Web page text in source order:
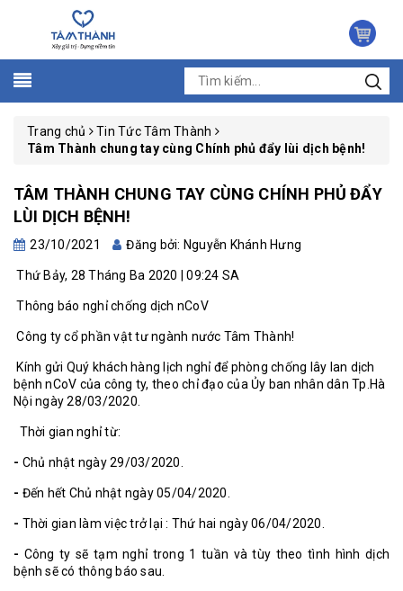
Trang chủ
Tin Tức Tâm Thành
Tâm Thành chung tay cùng Chính phủ đẩy lùi dịch bệnh!
TÂM THÀNH CHUNG TAY CÙNG CHÍNH PHỦ ĐẨY
LÙI DỊCH BỆNH!
23/10/2021 Đăng bởi: Nguyễn Khánh Hưng
Thứ Bảy, 28 Tháng Ba 2020 | 09:24 SA
Thông báo nghỉ chống dịch nCoV
Công ty cổ phần vật tư ngành nước Tâm Thành!
Kính gửi Quý khách hàng lịch nghỉ để phòng chống lây lan dịch
bệnh nCoV của công ty, theo chỉ đạo của Ủy ban nhân dân Tp.Hà
Nội ngày 28/03/2020.
Thời gian nghỉ từ:
- Chủ nhật ngày 29/03/2020.
- Đến hết Chủ nhật ngày 05/04/2020.
- Thời gian làm việc trở lại : Thứ hai ngày 06/04/2020.
- Công ty sẽ tạm nghỉ trong 1 tuần và tùy theo tình hình dịch
bệnh sẽ có thông báo sau.